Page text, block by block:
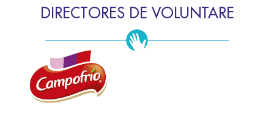
DIRECTORES DE VOLUNTARE